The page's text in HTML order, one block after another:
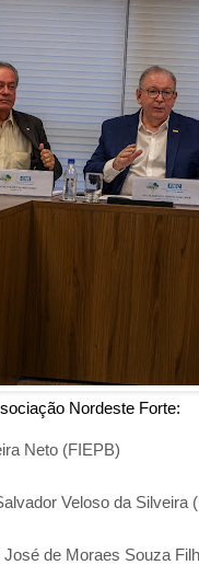
Nordeste Forte:
Neto (FIEPB)
Veloso da Silveira
de Moraes Souza